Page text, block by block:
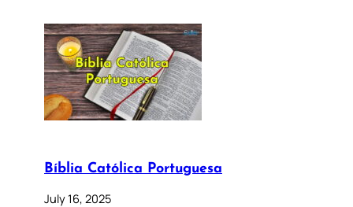
Bíblia Católica Portuguesa
July 16, 2025